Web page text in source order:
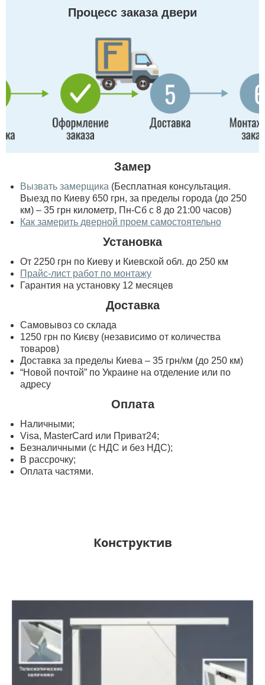
Процесс заказа двери
Замер
Вызвать замерщика (Бесплатная консультация.
Выезд по Киеву 650 грн, за пределы города (до 250
км) – 35 грн километр, Пн-Сб с 8 до 21:00 часов)
Как замерить дверной проем самостоятельно
Установка
От 2250 грн по Киеву и Киевской обл. до 250 км
Прайс-лист работ по монтажу
Гарантия на установку 12 месяцев
Доставка
Самовывоз со склада
1250 грн по Києву (независимо от количества
товаров)
Доставка за пределы Киева – 35 грн/км (до 250 км)
“Новой почтой” по Украине на отделение или по
адресу
Оплата
Наличными;
Visa, MasterСard или Приват24;
Безналичными (с НДС и без НДС);
В рассрочку;
Оплата частями.
Конструктив